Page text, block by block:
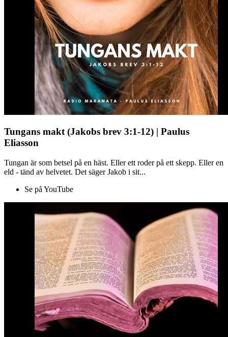
Tungans makt (Jakobs brev 3:1-12) | Paulus
Eliasson
Tungan är som betsel på en häst. Eller ett roder på ett skepp. Eller en
eld - tänd av helvetet. Det säger Jakob i sit...
Se på YouTube